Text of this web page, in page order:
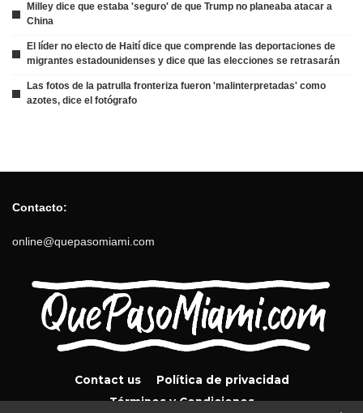
Milley dice que estaba 'seguro' de que Trump no planeaba atacar a
China
El líder no electo de Haití dice que comprende las deportaciones de
migrantes estadounidenses y dice que las elecciones se retrasarán
Las fotos de la patrulla fronteriza fueron 'malinterpretadas' como
azotes, dice el fotógrafo
Contacto:
online@quepasomiami.com
Contact us
Política de privacidad
Términos y Condiciones